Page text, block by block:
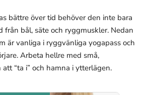
bättre över tid behöver den inte bara
från bål, säte och ryggmuskler. Nedan
är vanliga i ryggvänliga yogapass och
Arbeta hellre med små,
“ta i” och hamna i ytterlägen.